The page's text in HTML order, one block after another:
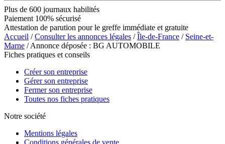
Plus de 600 journaux habilités
Paiement 100% sécurisé
Attestation de parution pour le greffe immédiate et gratuite
Accueil /Consulter les annonces légales /Île-de-France / Seine-et-
Marne / Annonce déposée : BG AUTOMOBILE
Fiches pratiques et conseils
Créer son entreprise
Gérer son entreprise
Fermer son entreprise
Toutes nos fiches pratiques
Notre société
Mentions légales
Conditions générales de vente